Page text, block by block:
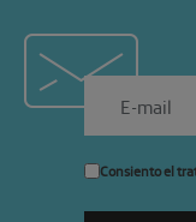
Consiento el